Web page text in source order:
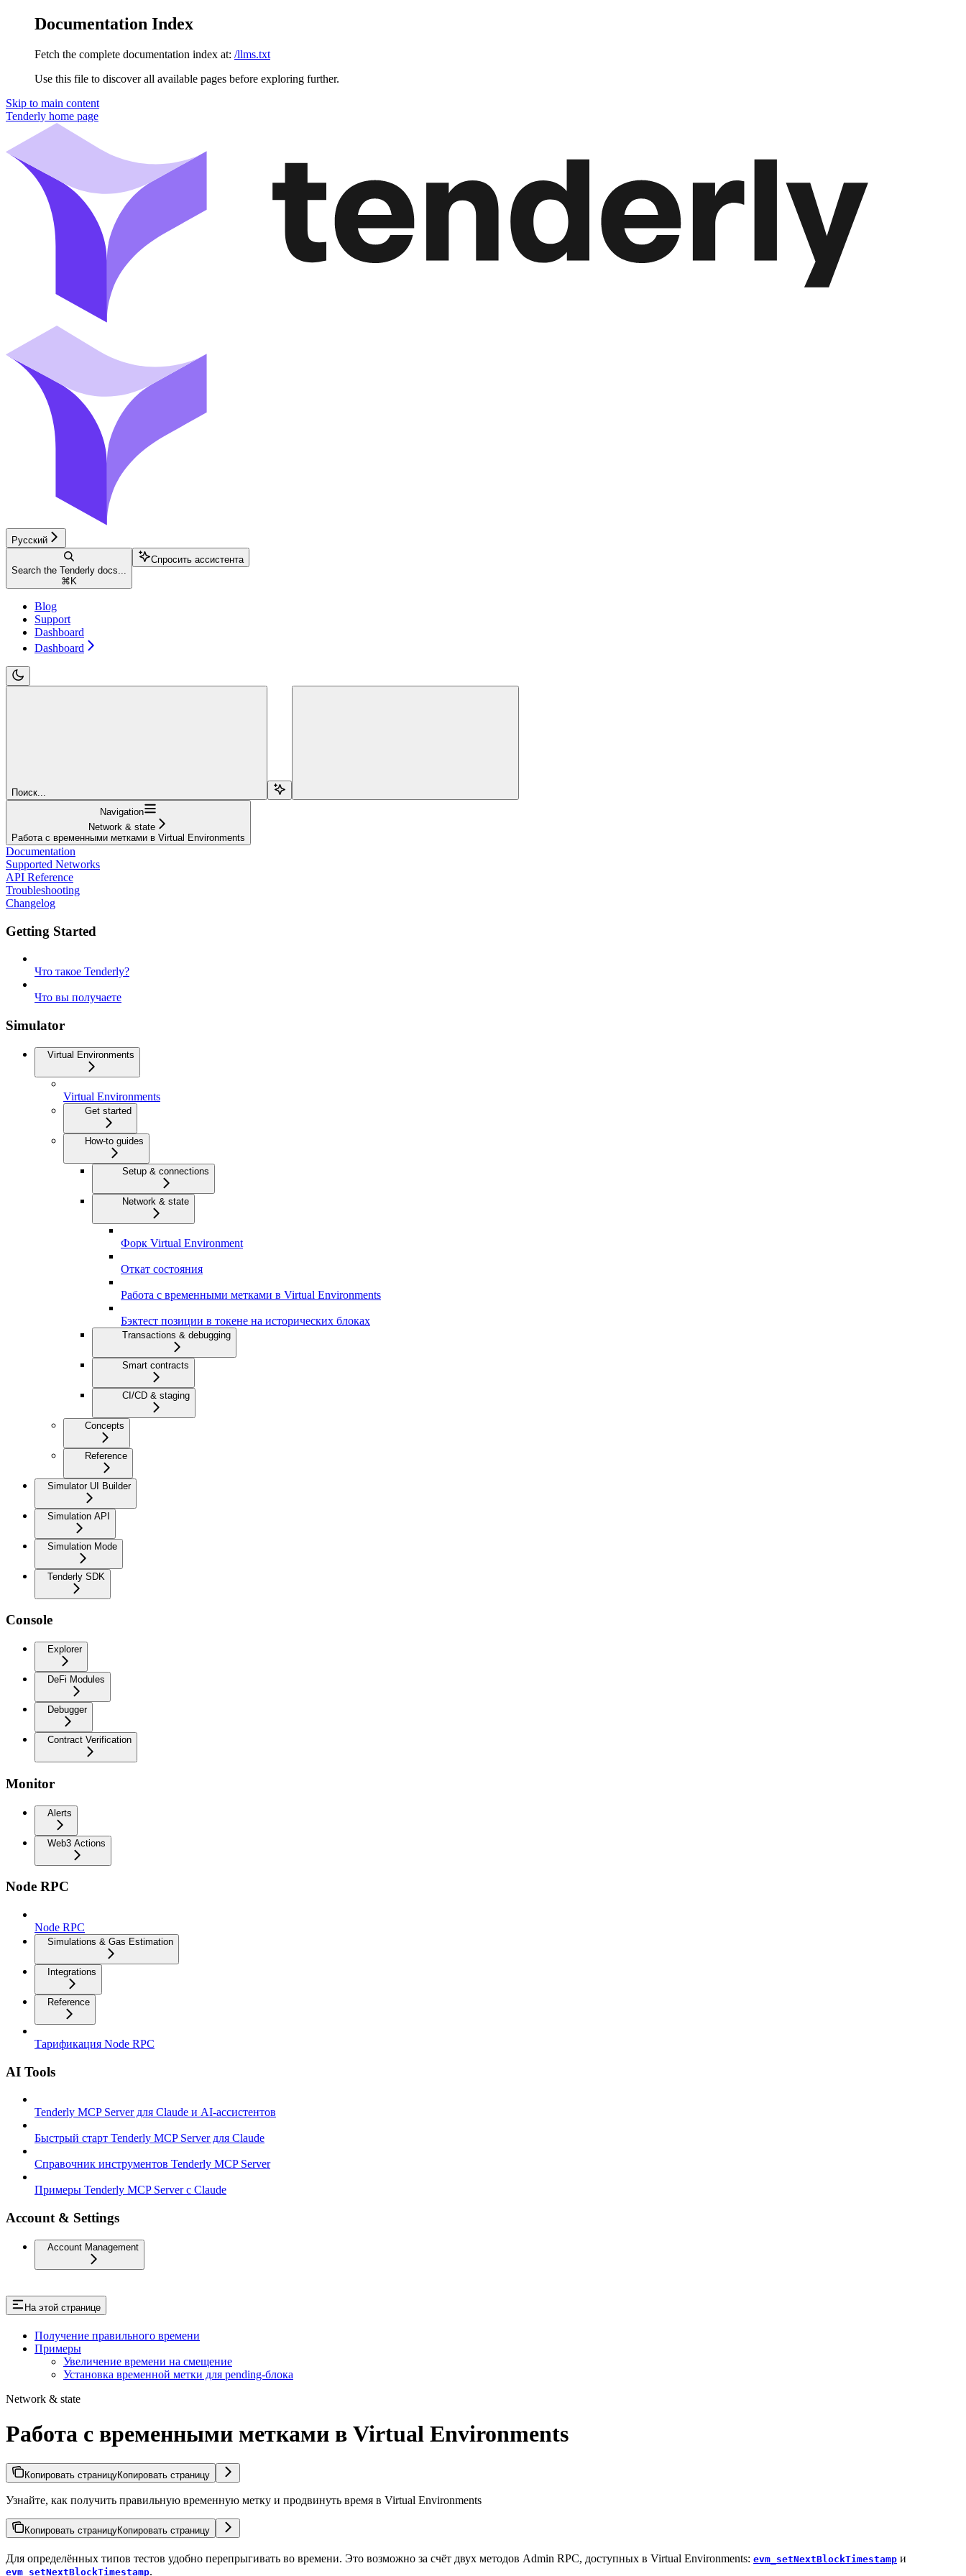
Documentation Index
Fetch the complete documentation index at: /llms.txt
Use this file to discover all available pages before exploring further.
Skip to main content
Tenderly home page
Русский
Search the Tenderly docs...
⌘ K
Спросить ассистента
Blog
Support
Dashboard
Dashboard
Поиск...
Navigation
Network & state
Работа с временными метками в Virtual Environments
Documentation
Supported Networks
API Reference
Troubleshooting
Changelog
Getting Started
Что такое Tenderly?
Что вы получаете
Simulator
Virtual Environments
Virtual Environments
Get started
How-to guides
Setup & connections
Network & state
Форк Virtual Environment
Откат состояния
Работа с временными метками в Virtual Environments
Бэктест позиции в токене на исторических блоках
Transactions & debugging
Smart contracts
CI/CD & staging
Concepts
Reference
Simulator UI Builder
Simulation API
Simulation Mode
Tenderly SDK
Console
Explorer
DeFi Modules
Debugger
Contract Verification
Monitor
Alerts
Web3 Actions
Node RPC
Node RPC
Simulations & Gas Estimation
Integrations
Reference
Тарификация Node RPC
AI Tools
Tenderly MCP Server для Claude и AI-ассистентов
Быстрый старт Tenderly MCP Server для Claude
Справочник инструментов Tenderly MCP Server
Примеры Tenderly MCP Server с Claude
Account & Settings
Account Management
На этой странице
Получение правильного времени
Примеры
Увеличение времени на смещение
Установка временной метки для pending-блока
Network & state
Работа с временными метками в Virtual Environments
Копировать страницуКопировать страницу
Узнайте, как получить правильную временную метку и продвинуть время в Virtual Environments
Копировать страницуКопировать страницу
Для определённых типов тестов удобно перепрыгивать во времени. Это возможно за счёт двух методов Admin RPC, доступных в Virtual Environments: evm_setNextBlockTimestamp и
evm_setNextBlockTimestamp.